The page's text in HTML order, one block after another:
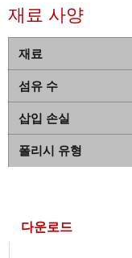
재료 사양
재료
섬유 수
삽입 손실
폴리시 유형
다운로드